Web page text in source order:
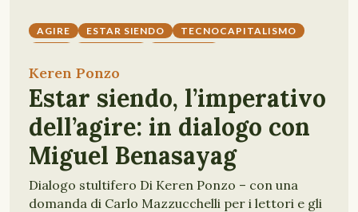
AGIRE ESTAR SIENDO
TECNOCAPITALISMO
Keren Ponzo
Estar siendo, l’imperativo
dell’agire: in dialogo con
Miguel Benasayag
Dialogo stultifero Di Keren Ponzo – con una
domanda di Carlo Mazzucchelli per i lettori e gli